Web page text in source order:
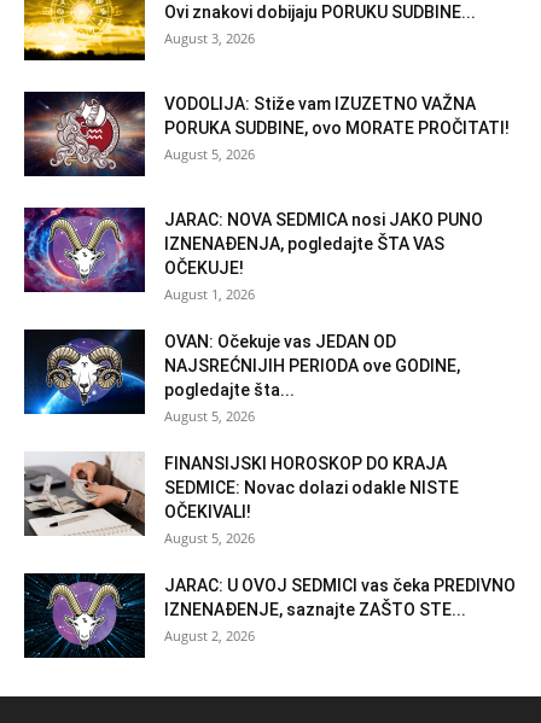
Ovi znakovi dobijaju PORUKU SUDBINE...
August 3, 2026
VODOLIJA: Stiže vam IZUZETNO VAŽNA
PORUKA SUDBINE, ovo MORATE PROČITATI!
August 5, 2026
JARAC: NOVA SEDMICA nosi JAKO PUNO
IZNENAĐENJA, pogledajte ŠTA VAS
OČEKUJE!
August 1, 2026
OVAN: Očekuje vas JEDAN OD
NAJSREĆNIJIH PERIODA ove GODINE,
pogledajte šta...
August 5, 2026
FINANSIJSKI HOROSKOP DO KRAJA
SEDMICE: Novac dolazi odakle NISTE
OČEKIVALI!
August 5, 2026
JARAC: U OVOJ SEDMICI vas čeka PREDIVNO
IZNENAĐENJE, saznajte ZAŠTO STE...
August 2, 2026